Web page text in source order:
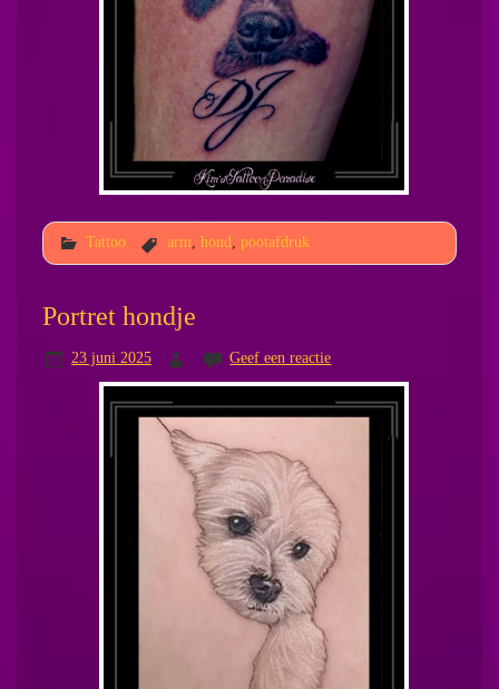
Tattoo arm, hond, pootafdruk
Portret hondje
23 juni 2025 Geef een reactie